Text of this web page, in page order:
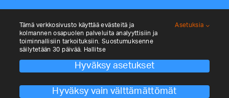
© Kehittämisyhtiö Keulink Oy 2026. All
Tämä verkkosivusto käyttää evästeitä ja
kolmannen osapuolen palveluita analyyttisiin ja
toiminnallisiin tarkoituksiin. Suostumuksenne
säilytetään 30 päivää. Hallitse
Asetuksia
Hyväksy asetukset
Hyväksy vain välttämättömät